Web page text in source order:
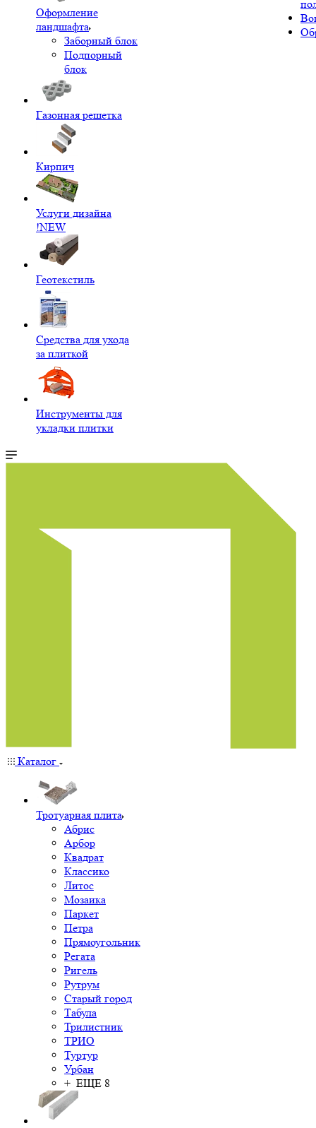
Оформление
ландшафта
Заборный блок
Подпорный
блок
Газонная решетка
Кирпич
Услуги дизайна
!NEW
Геотекстиль
Средства для ухода
за плиткой
Инструменты для
укладки плитки
Каталог
Тротуарная плита
Абрис
Арбор
Квадрат
Классико
Литос
Мозаика
Паркет
Петра
Прямоугольник
Регата
Ригель
Рутрум
Старый город
Табула
Трилистник
ТРИО
Туртур
Урбан
+ ЕЩЕ 8